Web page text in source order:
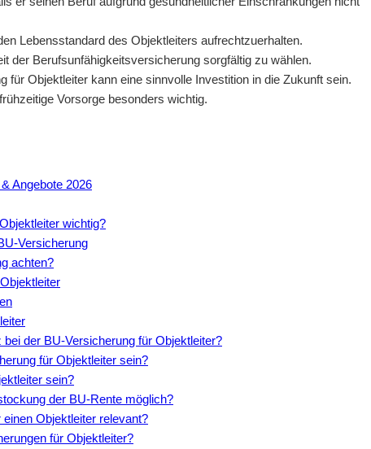
Lebensstandard des Objektleiters aufrechtzuerhalten.
der Berufsunfähigkeitsversicherung sorgfältig zu wählen.
Objektleiter kann eine sinnvolle Investition in die Zukunft sein.
Vorsorge besonders wichtig.
Angebote 2026
wichtig?
Versicherung
achten?
der BU-Versicherung für Objektleiter?
für Objektleiter sein?
sein?
der BU-Rente möglich?
Objektleiter relevant?
für Objektleiter?